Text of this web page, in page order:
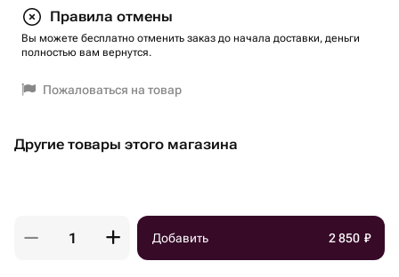
Правила отмены
Вы можете бесплатно отменить заказ до начала доставки, деньги
полностью вам вернутся.
Пожаловаться на товар
Другие товары этого магазина
Добавить 2 850 ₽